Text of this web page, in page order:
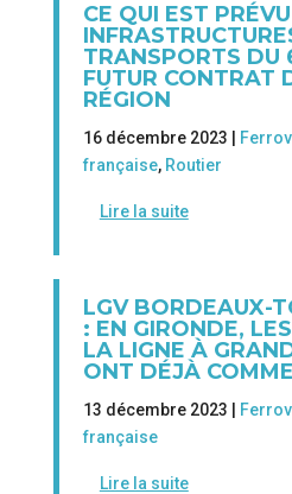
CE QUI EST
TRANSPORTS DU
FUTUR CONTRAT
RÉGION
16 décembre 2023 |
française, Routier
Lire la suite
LGV BORDEAUX-
: EN GIRONDE,
LA LIGNE À
ONT DÉJÀ
13 décembre 2023 |
française
Lire la suite